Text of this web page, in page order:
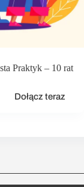
Praktyk – 10 rat
Dołącz teraz